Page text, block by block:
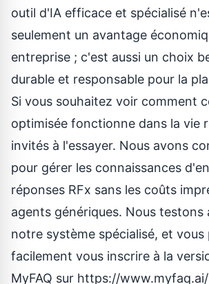
outil d'IA efficace et spécialisé
seulement un avantage
entreprise ; c'est aussi un choix
durable et responsable pour la
Si vous souhaitez voir comment
optimisée fonctionne dans la vie
invités à l'essayer. Nous avons
pour gérer les connaissances
réponses RFx sans les coûts
agents génériques. Nous testons
notre système spécialisé, et vous
facilement vous inscrire à la
MyFAQ sur https://